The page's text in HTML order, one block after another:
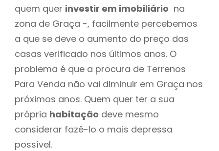
quem quer investir em imobiliário na
zona de Graça -, facilmente percebemos
a que se deve o aumento do preço das
casas verificado nos últimos anos. O
problema é que a procura de Terrenos
Para Venda não vai diminuir em Graça nos
próximos anos. Quem quer ter a sua
própria habitação deve mesmo
considerar fazê-lo o mais depressa
possível.